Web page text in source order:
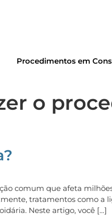
Procedimentos em
o
comum que afeta
tratamentos como
Neste artigo, você […]